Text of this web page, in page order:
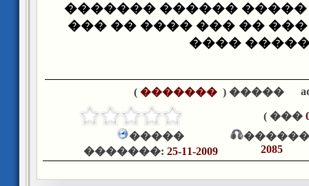
��� ��� ��� �����
������ ��� ��� �� ���
�����
����� (
�������
)
��� )
�����
�������: 25-11-2009
2085